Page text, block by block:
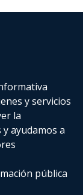
y servicios
la
y ayudamos a
pública